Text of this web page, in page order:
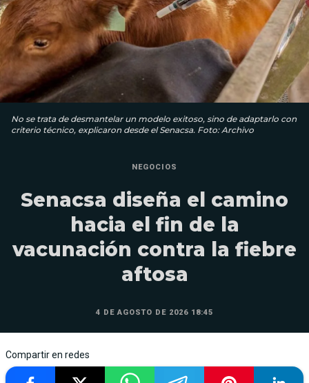
No se trata de desmantelar un modelo exitoso, sino de adaptarlo con
criterio técnico, explicaron desde el Senacsa. Foto: Archivo
NEGOCIOS
Senacsa diseña el camino
hacia el fin de la
vacunación contra la fiebre
aftosa
4 DE AGOSTO DE 2026 18:45
Compartir en redes